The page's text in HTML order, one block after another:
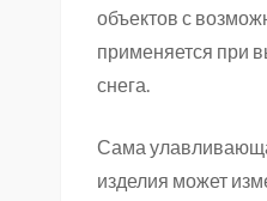
объектов с
применяется при
снега.
Сама
изделия может